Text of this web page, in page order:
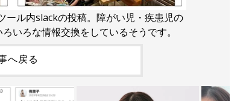
ール内slackの投稿。障がい児・疾患児の
いろな情報交換をしているそうです。
へ戻る